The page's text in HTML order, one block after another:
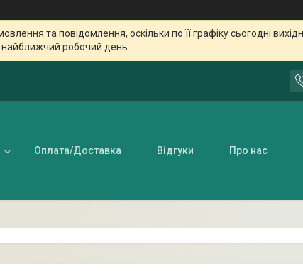
та повідомлення, оскільки по її графіку сьогодні
найближчий робочий день.
Оплата/Доставка Відгуки Про нас